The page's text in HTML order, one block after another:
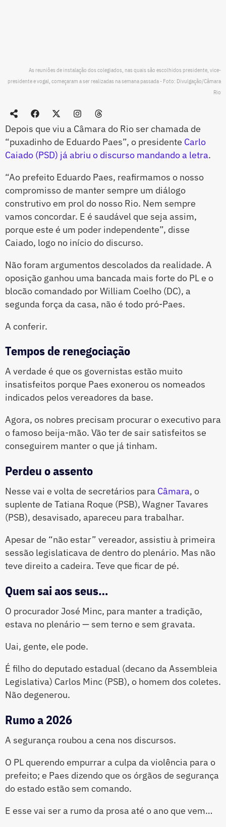
As reuniões de instalação dos colegiados, nas quais são escolhidos presidente, vice-
presidente e vogal, começaram a ser realizadas na semana passada - Foto: Divulgação/Câmara
Rio
Depois que viu a Câmara do Rio ser chamada de
“puxadinho de Eduardo Paes”, o presidente Carlo
Caiado (PSD) já abriu o discurso mandando a letra.
“Ao prefeito Eduardo Paes, reafirmamos o nosso
compromisso de manter sempre um diálogo
construtivo em prol do nosso Rio. Nem sempre
vamos concordar. E é saudável que seja assim,
porque este é um poder independente”, disse
Caiado, logo no início do discurso.
Não foram argumentos descolados da realidade. A
oposição ganhou uma bancada mais forte do PL e o
blocão comandado por William Coelho (DC), a
segunda força da casa, não é todo pró-Paes.
A conferir.
Tempos de renegociação
A verdade é que os governistas estão muito
insatisfeitos porque Paes exonerou os nomeados
indicados pelos vereadores da base.
Agora, os nobres precisam procurar o executivo para
o famoso beija-mão. Vão ter de sair satisfeitos se
conseguirem manter o que já tinham.
Perdeu o assento
Nesse vai e volta de secretários para Câmara, o
suplente de Tatiana Roque (PSB), Wagner Tavares
(PSB), desavisado, apareceu para trabalhar.
Apesar de “não estar” vereador, assistiu à primeira
sessão legislaticava de dentro do plenário. Mas não
teve direito a cadeira. Teve que ficar de pé.
Quem sai aos seus…
O procurador José Minc, para manter a tradição,
estava no plenário — sem terno e sem gravata.
Uai, gente, ele pode.
É filho do deputado estadual (decano da Assembleia
Legislativa) Carlos Minc (PSB), o homem dos coletes.
Não degenerou.
Rumo a 2026
A segurança roubou a cena nos discursos.
O PL querendo empurrar a culpa da violência para o
prefeito; e Paes dizendo que os órgãos de segurança
do estado estão sem comando.
E esse vai ser a rumo da prosa até o ano que vem…